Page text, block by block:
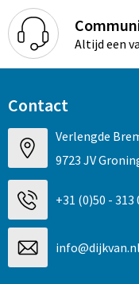
Altijd een
Contact
Verlengde
9723 JV
+31 (0)50 - 313
info@dijkvan.nl